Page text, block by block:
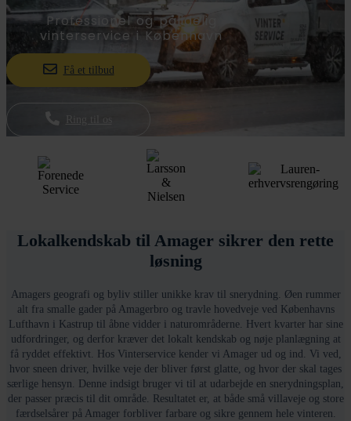
Professionel og pålidelig
vinterservice i København
Få et tilbud
Ring til os
Lokalkendskab til Amager sikrer den rette
løsning
Amagers geografi og byliv stiller unikke krav til snerydning. Øen rummer
alt fra smalle gader på Amagerbro og travle hovedveje ved Københavns
Lufthavn i Kastrup til åbne vidder i naturområderne. Hvert kvarter har sine
udfordringer, og derfor kræver det lokalt kendskab og nøje planlægning at
få ryddet effektivt. Hos Vinterservice kender vi Amager ud og ind. Vi ved,
hvor sneen driver, hvilke veje der bliver først glatte, og hvor der skal tages
særlige hensyn. Denne indsigt bruger vi til at udarbejde en snerydningsplan,
der passer præcis til dit område. Resultatet er, at både små villaveje og store
færdselsårer på Amager forbliver farbare og sikre gennem hele vinteren.